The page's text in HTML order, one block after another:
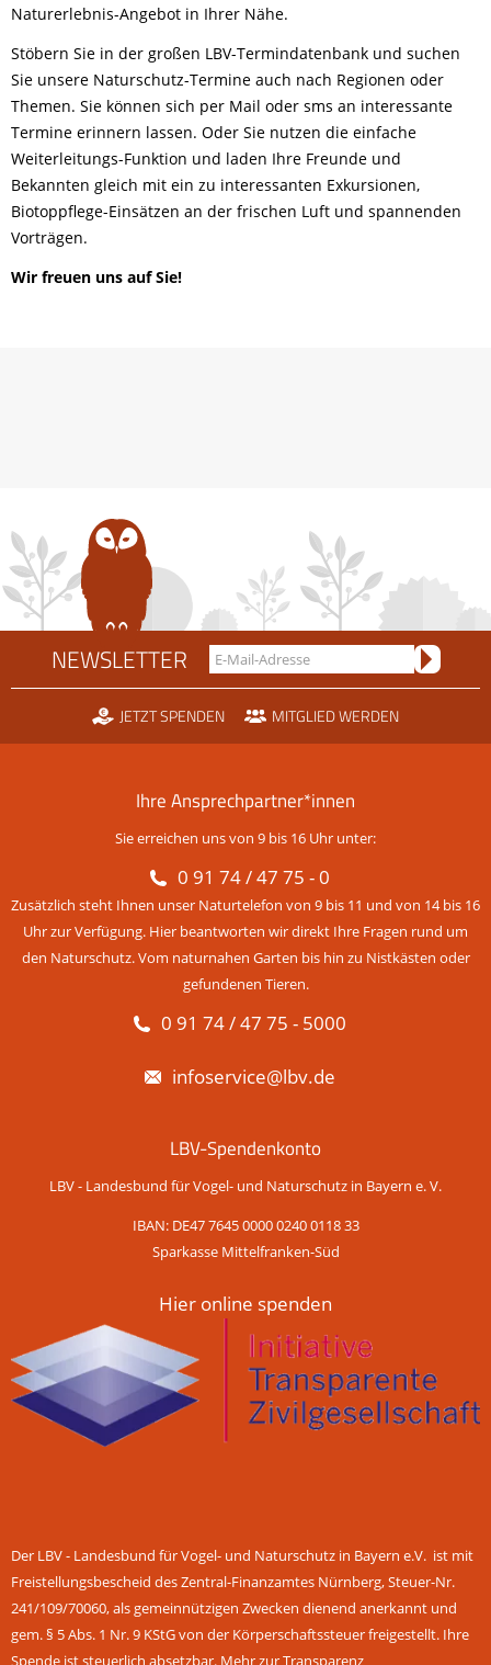
Naturerlebnis-Angebot in Ihrer Nähe.
Stöbern Sie in der großen LBV-Termindatenbank und suchen
Sie unsere Naturschutz-Termine auch nach Regionen oder
Themen. Sie können sich per Mail oder sms an interessante
Termine erinnern lassen. Oder Sie nutzen die einfache
Weiterleitungs-Funktion und laden Ihre Freunde und
Bekannten gleich mit ein zu interessanten Exkursionen,
Biotoppflege-Einsätzen an der frischen Luft und spannenden
Vorträgen.
Wir freuen uns auf Sie!
NEWSLETTER
JETZT SPENDEN MITGLIED WERDEN
Ihre Ansprechpartner*innen
Sie erreichen uns von 9 bis 16 Uhr unter:
0 91 74 / 47 75 - 0
Zusätzlich steht Ihnen unser Naturtelefon von 9 bis 11 und von 14 bis 16
Uhr zur Verfügung. Hier beantworten wir direkt Ihre Fragen rund um
den Naturschutz. Vom naturnahen Garten bis hin zu Nistkästen oder
gefundenen Tieren.
0 91 74 / 47 75 - 5000
infoservice@lbv.de
LBV-Spendenkonto
LBV - Landesbund für Vogel- und Naturschutz in Bayern e. V.
IBAN: DE47 7645 0000 0240 0118 33
Sparkasse Mittelfranken-Süd
Hier online spenden
Der LBV - Landesbund für Vogel- und Naturschutz in Bayern e.V. ist mit
Freistellungsbescheid des Zentral-Finanzamtes Nürnberg, Steuer-Nr.
241/109/70060, als gemeinnützigen Zwecken dienend anerkannt und
gem. § 5 Abs. 1 Nr. 9 KStG von der Körperschaftssteuer freigestellt. Ihre
Spende ist steuerlich absetzbar. Mehr zur Transparenz